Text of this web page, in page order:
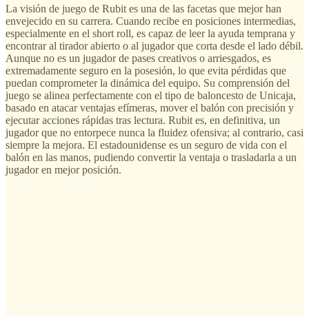
La visión de juego de Rubit es una de las facetas que mejor han
envejecido en su carrera. Cuando recibe en posiciones intermedias,
especialmente en el short roll, es capaz de leer la ayuda temprana y
encontrar al tirador abierto o al jugador que corta desde el lado débil.
Aunque no es un jugador de pases creativos o arriesgados, es
extremadamente seguro en la posesión, lo que evita pérdidas que
puedan comprometer la dinámica del equipo. Su comprensión del
juego se alinea perfectamente con el tipo de baloncesto de Unicaja,
basado en atacar ventajas efímeras, mover el balón con precisión y
ejecutar acciones rápidas tras lectura. Rubit es, en definitiva, un
jugador que no entorpece nunca la fluidez ofensiva; al contrario, casi
siempre la mejora. El estadounidense es un seguro de vida con el
balón en las manos, pudiendo convertir la ventaja o trasladarla a un
jugador en mejor posición.